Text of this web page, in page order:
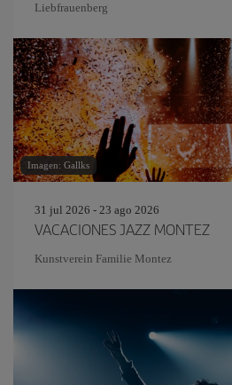
Liebfrauenberg
Imagen: Gallks
31 jul 2026 - 23 ago 2026
VACACIONES JAZZ MONTEZ
Kunstverein Familie Montez